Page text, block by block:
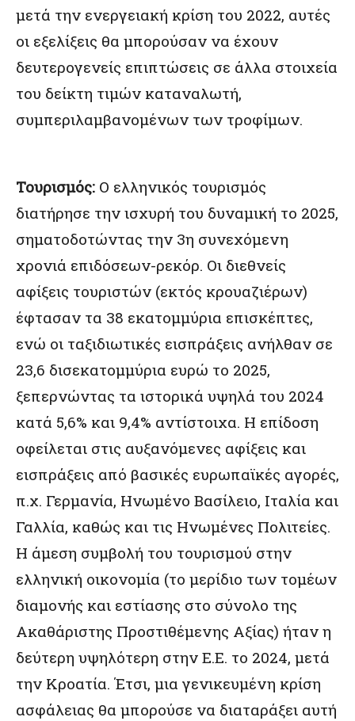
μετά την ενεργειακή κρίση του 2022, αυτές
οι εξελίξεις θα μπορούσαν να έχουν
δευτερογενείς επιπτώσεις σε άλλα στοιχεία
του δείκτη τιμών καταναλωτή,
συμπεριλαμβανομένων των τροφίμων.
Τουρισμός: Ο ελληνικός τουρισμός
διατήρησε την ισχυρή του δυναμική το 2025,
σηματοδοτώντας την 3η συνεχόμενη
χρονιά επιδόσεων-ρεκόρ. Οι διεθνείς
αφίξεις τουριστών (εκτός κρουαζιέρων)
έφτασαν τα 38 εκατομμύρια επισκέπτες,
ενώ οι ταξιδιωτικές εισπράξεις ανήλθαν σε
23,6 δισεκατομμύρια ευρώ το 2025,
ξεπερνώντας τα ιστορικά υψηλά του 2024
κατά 5,6% και 9,4% αντίστοιχα. Η επίδοση
οφείλεται στις αυξανόμενες αφίξεις και
εισπράξεις από βασικές ευρωπαϊκές αγορές,
π.χ. Γερμανία, Ηνωμένο Βασίλειο, Ιταλία και
Γαλλία, καθώς και τις Ηνωμένες Πολιτείες.
Η άμεση συμβολή του τουρισμού στην
ελληνική οικονομία (το μερίδιο των τομέων
διαμονής και εστίασης στο σύνολο της
Ακαθάριστης Προστιθέμενης Αξίας) ήταν η
δεύτερη υψηλότερη στην Ε.Ε. το 2024, μετά
την Κροατία. Έτσι, μια γενικευμένη κρίση
ασφάλειας θα μπορούσε να διαταράξει αυτή